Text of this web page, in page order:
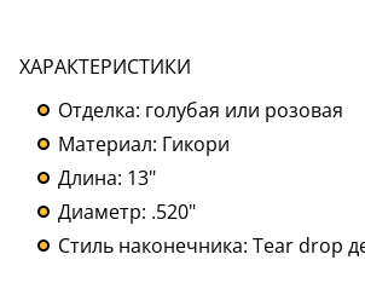
ХАРАКТЕРИСТИКИ
Отделка: голубая или розовая
Материал: Гикори
Длина: 13"
Диаметр: .520"
Стиль наконечника: Tear drop